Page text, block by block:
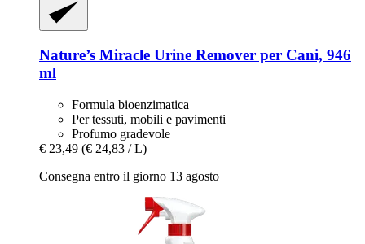
Nature’s Miracle Urine Remover per Cani, 946
ml
Formula bioenzimatica
Per tessuti, mobili e pavimenti
Profumo gradevole
€ 23,49 (€ 24,83 / L)
Consegna entro il giorno 13 agosto